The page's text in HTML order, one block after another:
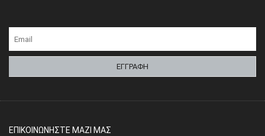
ΕΠΙΚΟΙΝΩΝΗΣΤΕ ΜΑΖΙ ΜΑΣ